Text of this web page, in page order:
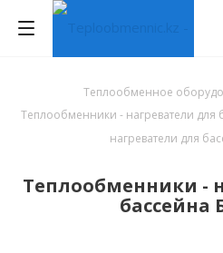
Теплообменное
Теплообменники - нагреватели для
нагреватели для
Теплообменники -
бассейна